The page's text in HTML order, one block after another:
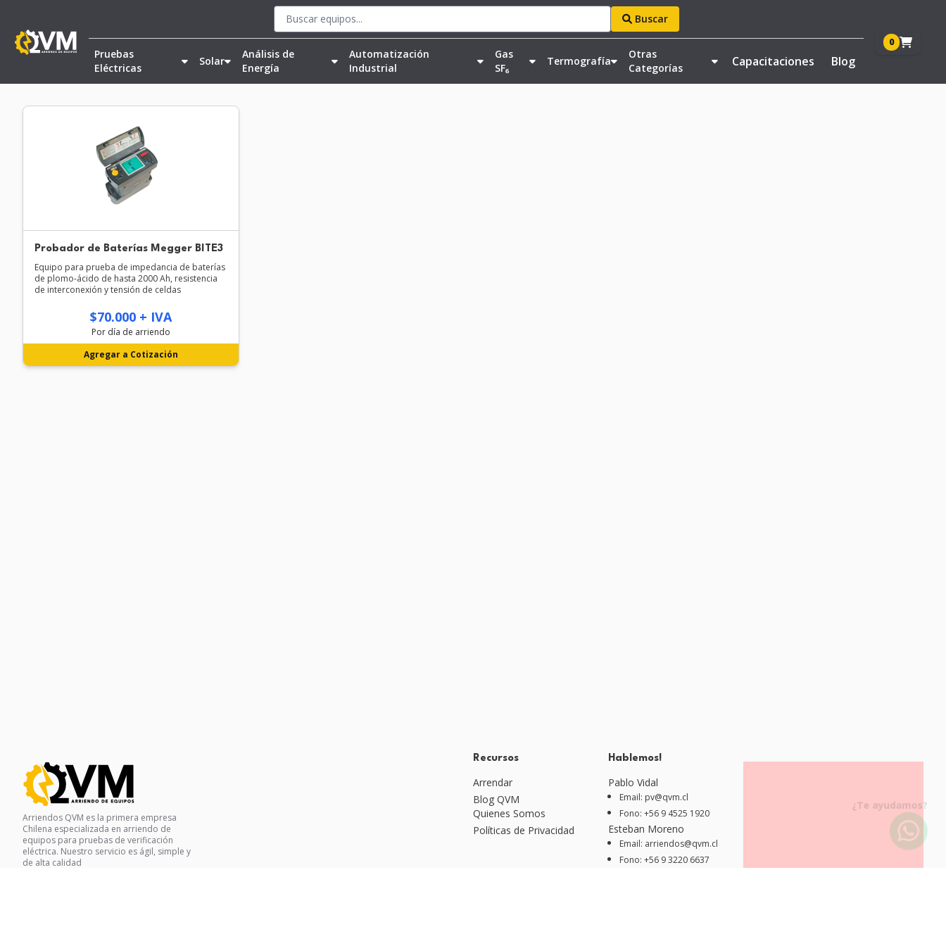
Buscar
0
Pruebas
Eléctricas
Solar
Análisis de
Energía
Automatización
Industrial
Gas
SF₆
Termografía
Otras
Categorías
Capacitaciones Blog
¿Te ayudamos?
Probador de Baterías Megger BITE3
Equipo para prueba de impedancia de baterías
de plomo-ácido de hasta 2000 Ah, resistencia
de interconexión y tensión de celdas
$70.000 + IVA
Por día de arriendo
Agregar a Cotización
Arriendos QVM es la primera empresa
Chilena especializada en arriendo de
equipos para pruebas de verificación
eléctrica. Nuestro servicio es ágil, simple y
de alta calidad
Recursos
Arrendar
Blog QVM
Quienes Somos
Políticas de Privacidad
Hablemos!
Pablo Vidal
Email: pv@qvm.cl
Fono: +56 9 4525 1920
Esteban Moreno
Email: arriendos@qvm.cl
Fono: +56 9 3220 6637